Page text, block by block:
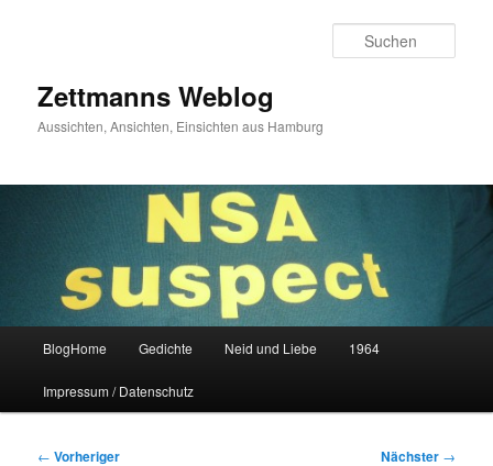
Zettmanns Weblog
Aussichten, Ansichten, Einsichten aus Hamburg
BlogHome Gedichte Neid und Liebe 1964
Impressum / Datenschutz
Beitragsnavigation
← Vorheriger Nächster →